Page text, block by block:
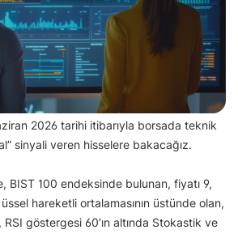
2026 tarihi itibarıyla borsada teknik
sinyali veren hisselere bakacağız.
BIST 100 endeksinde bulunan, fiyatı 9,
hareketli ortalamasının üstünde olan,
RSI göstergesi 60’ın altında Stokastik ve